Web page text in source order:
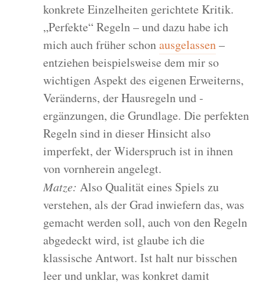
konkrete Einzelheiten gerichtete Kritik.
„Perfekte“ Regeln – und dazu habe ich
mich auch früher schonausgelassen–
entziehen beispielsweise dem mir so
wichtigen Aspekt des eigenen Erweiterns,
Veränderns, der Hausregeln und -
ergänzungen, die Grundlage. Die perfekten
Regeln sind in dieser Hinsicht also
imperfekt, der Widerspruch ist in ihnen
von vornherein angelegt.
Matze: Also Qualität eines Spiels zu
verstehen, als der Grad inwiefern das, was
gemacht werden soll, auch von den Regeln
abgedeckt wird, ist glaube ich die
klassische Antwort. Ist halt nur bisschen
leer und unklar, was konkret damit